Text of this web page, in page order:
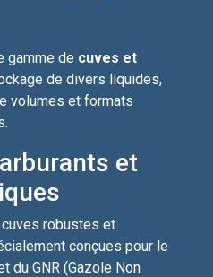
gamme de cuves et
de divers liquides,
volumes et formats
et
robustes et
conçues pour le
du GNR (Gazole Non